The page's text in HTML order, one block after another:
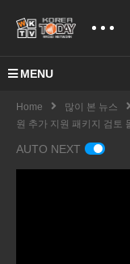
MENU
Home 많이 본 뉴스
원 추가 지원 패키지 검토
AUTO NEXT